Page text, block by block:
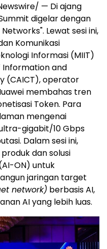
— Di ajang
digelar dengan
Lewat sesi ini,
Komunikasi
Informasi (MIIT)
Information and
(CAICT), operator
membahas tren
Token. Para
mengenai
gigabit/10 Gbps
Dalam sesi ini,
dan solusi
ON) untuk
jaringan target
network) berbasis AI,
AI yang lebih luas.